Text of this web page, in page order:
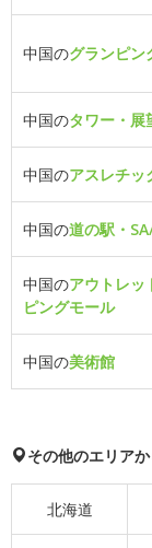
中国のグランピン
中国のタワー・展
中国のアスレチッ
中国の道の駅・
中国のアウトレッ
ピングモール
中国の美術館
その他のエリア
北海道